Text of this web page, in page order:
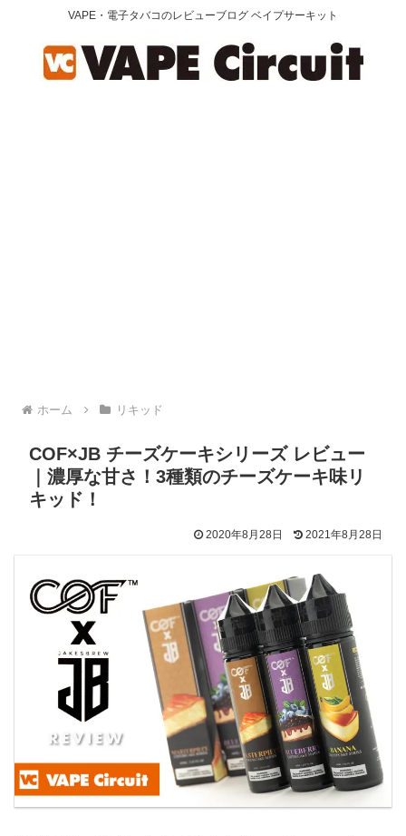
VAPE・電子タバコのレビューブログ ベイプサーキット
ホーム リキッド
COF×JB チーズケーキシリーズ レビュー
｜濃厚な甘さ！3種類のチーズケーキ味リ
キッド！
2020年8月28日 2021年8月28日